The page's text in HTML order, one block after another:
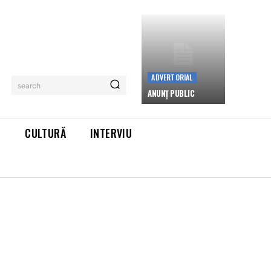
search
ADVERTORIAL
ANUNȚ PUBLIC
CULTURĂ INTERVIU